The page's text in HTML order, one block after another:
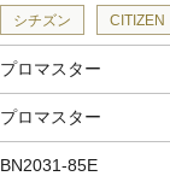
シチズン CITIZEN
プロマスター
プロマスター
BN2031-85E